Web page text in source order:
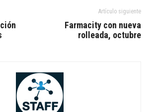
Artículo siguiente
Farmacity con nueva
rolleada, octubre